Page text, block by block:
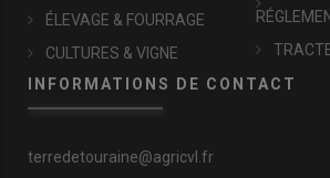
ÉLEVAGE & FOURRAGE
CULTURES & VIGNE
INFORMATIONS DE CONTACT
terredetouraine@agricvl.fr